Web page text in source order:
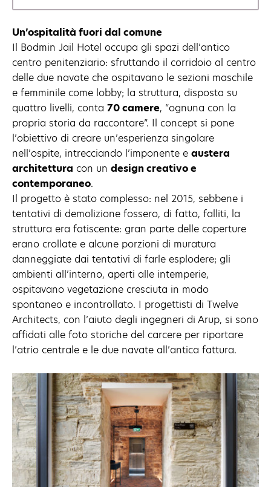
Un’ospitalità fuori dal comune
Il Bodmin Jail Hotel occupa gli spazi dell’antico
centro penitenziario: sfruttando il corridoio al centro
delle due navate che ospitavano le sezioni maschile
e femminile come lobby; la struttura, disposta su
quattro livelli, conta 70 camere, “ognuna con la
propria storia da raccontare”. Il concept si pone
l’obiettivo di creare un’esperienza singolare
nell’ospite, intrecciando l’imponente e austera
architettura con un design creativo e
contemporaneo.
Il progetto è stato complesso: nel 2015, sebbene i
tentativi di demolizione fossero, di fatto, falliti, la
struttura era fatiscente: gran parte delle coperture
erano crollate e alcune porzioni di muratura
danneggiate dai tentativi di farle esplodere; gli
ambienti all’interno, aperti alle intemperie,
ospitavano vegetazione cresciuta in modo
spontaneo e incontrollato. I progettisti di Twelve
Architects, con l’aiuto degli ingegneri di Arup, si sono
affidati alle foto storiche del carcere per riportare
l’atrio centrale e le due navate all’antica fattura.